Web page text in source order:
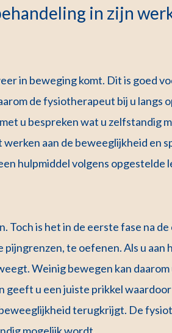
in zijn
in beweging komt. Dit is goed
de fysiotherapeut bij u langs
u bespreken wat u zelfstandig
aan de beweeglijkheid en
hulpmiddel volgens opgestelde
Toch is het in de eerste fase na
te oefenen. Als u aan
Weinig bewegen kan
u een juiste prikkel
terugkrijgt. De